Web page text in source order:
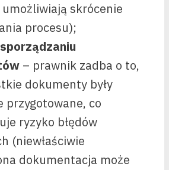
skrócenie
procesu);
– prawnik zadba o to,
dokumenty były
przygotowane, co
ryzyko błędów
(niewłaściwie
dokumentacja może